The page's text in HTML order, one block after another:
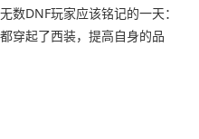
数DNF玩家应该铭记的一天：
穿起了西装，提高自身的品